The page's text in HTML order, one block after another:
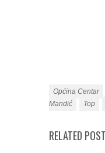
Općina Centar
Mandić
Top
RELATED POST